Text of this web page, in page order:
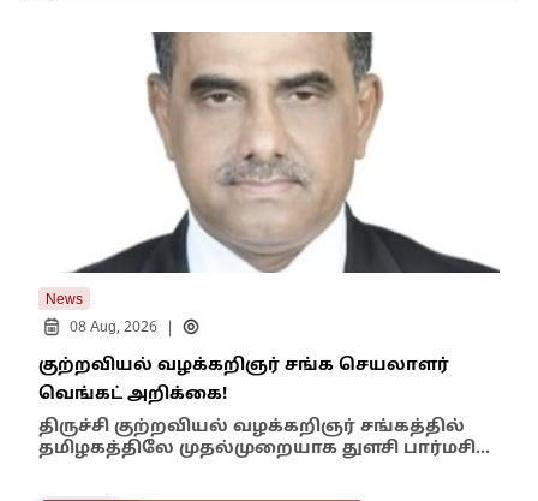
News
08 Aug, 2026
குற்றவியல் வழக்கறிஞர் சங்க செயலாளர்
வெங்கட் அறிக்கை!
திருச்சி குற்றவியல் வழக்கறிஞர் சங்கத்தில்
தமிழகத்திலே முதல்முறையாக துளசி பார்மசி…